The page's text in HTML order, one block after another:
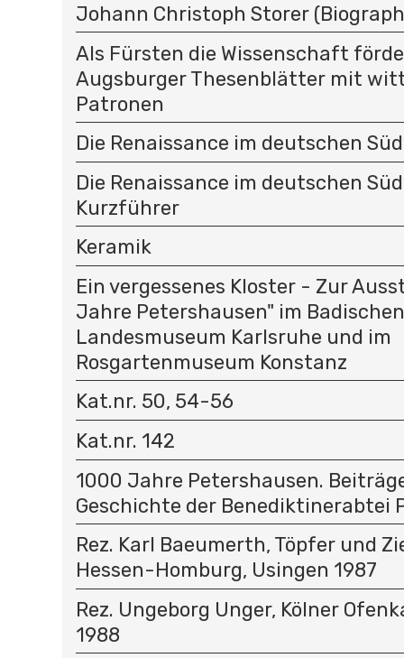
Johann Christoph Storer
Als Fürsten die Wissenschaft
Augsburger Thesenblätter mit
Patronen
Die Renaissance im deutschen
Die Renaissance im deutschen
Kurzführer
Keramik
Ein vergessenes Kloster - Zur
Jahre Petershausen" im Badischen
Landesmuseum Karlsruhe und im
Rosgartenmuseum Konstanz
Kat.nr. 50, 54-56
Kat.nr. 142
1000 Jahre Petershausen.
Geschichte der Benediktinerabtei
Rez. Karl Baeumerth, Töpfer und
Hessen-Homburg, Usingen 1987
Rez. Ungeborg Unger, Kölner
1988